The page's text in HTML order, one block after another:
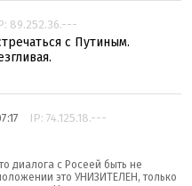
89.252.36.---
с Путиным.
IP: 74.125.18.---
диалога с Росеей быть не
это УНИЗИТЕЛЕН, только